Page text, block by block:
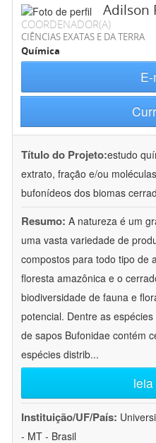
Adilson
COORDENADOR(A)
CIÊNCIAS EXATAS E DA TERRA
Química
Título do Projeto:estudo
extrato, fração e/ou
bufonídeos dos biomas
Resumo: A natureza é um
uma vasta variedade de
compostos para todo tipo de
floresta amazônica e o
biodiversidade de fauna e
potencial. Dentre as
de sapos Bufonidae contém
espécies distrib...
Instituição/UF/País:
- MT - Brasil